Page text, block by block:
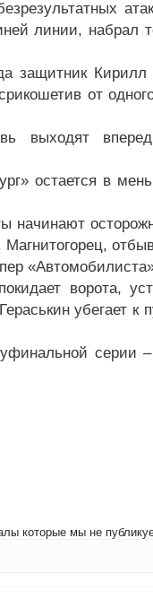
линии, набрал
защитник
от
выходят
остается в
начинают
Магнитогорец,
ворота,
убегает
которые мы не